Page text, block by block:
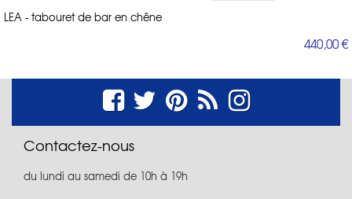
LEA - tabouret de bar en chêne
440,00 €
Contactez-nous
du lundi au samedi de 10h à 19h